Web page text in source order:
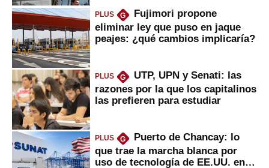
PLUS G
Fujimori propone
eliminar ley que puso en jaque
peajes: ¿qué cambios implicaría?
PLUS G
UTP, UPN y Senati: las
razones por la que los capitalinos
las prefieren para estudiar
PLUS G
Puerto de Chancay: lo
que trae la marcha blanca por
uso de tecnología de EE.UU. en